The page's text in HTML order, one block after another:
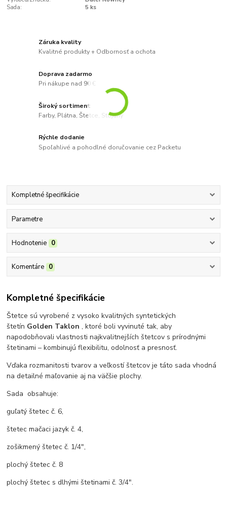
Sada:
5 ks
Záruka kvality
Kvalitné produkty + Odbornosť a ochota
Doprava zadarmo
Pri nákupe nad 90 €
Široký sortiment
Farby, Plátna, Štetce, Stojany
Rýchle dodanie
Spoľahlivé a pohodlné doručovanie cez Packetu
Kompletné špecifikácie
Parametre
Hodnotenie 0
Komentáre 0
Kompletné špecifikácie
Štetce sú vyrobené z vysoko kvalitných syntetických
štetín Golden Taklon , ktoré boli vyvinuté tak, aby
napodobňovali vlastnosti najkvalitnejších štetcov s prírodnými
štetinami – kombinujú flexibilitu, odolnosť a presnosť.
Vďaka rozmanitosti tvarov a veľkostí štetcov je táto sada vhodná
na detailné maľovanie aj na väčšie plochy.
Sada obsahuje:
guľatý štetec č. 6,
štetec mačaci jazyk č. 4,
zošikmený štetec č. 1/4",
plochý štetec č. 8
plochý štetec s dlhými štetinami č. 3/4".